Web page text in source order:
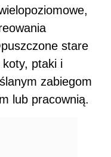
stare
ptaki i
zabiegom
lub pracownią.